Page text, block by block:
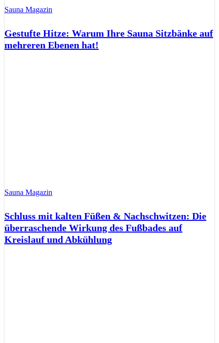
Sauna Magazin
Gestufte Hitze: Warum Ihre Sauna Sitzbänke auf
mehreren Ebenen hat!
Sauna Magazin
Schluss mit kalten Füßen & Nachschwitzen: Die
überraschende Wirkung des Fußbades auf
Kreislauf und Abkühlung